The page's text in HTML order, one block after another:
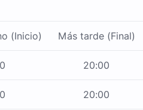
(Inicio) Más tarde (Final)
20:00
20:00